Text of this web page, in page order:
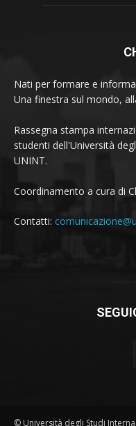
Nati per formare e
Una finestra sul mondo,
Rassegna stampa
studenti dell'Università
UNINT.
Coordinamento a cura di
Contatti:
© Università degli Studi